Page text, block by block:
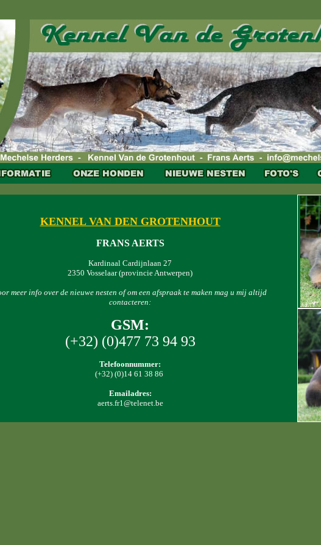
KENNEL VAN DEN GROTENHOUT
FRANS AERTS
Kardinaal Cardijnlaan 27
2350 Vosselaar (provincie Antwerpen)
meer info over de nieuwe nesten of om een afspraak te maken mag u mij altijd
contacteren:
GSM:
(+32) (0)477 73 94 93
Telefoonnummer:
(+32) (0)14 61 38 86
Emailadres:
aerts.fr1@telenet.be